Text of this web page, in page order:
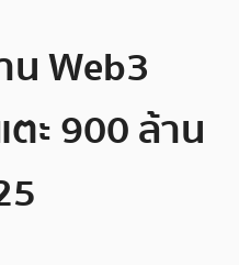
Web3
ะ 900 ล้าน